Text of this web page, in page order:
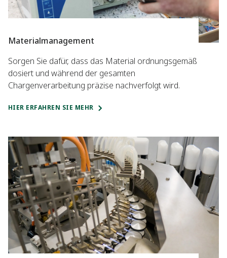
Materialmanagement
Sorgen Sie dafür, dass das Material ordnungsgemäß
dosiert und während der gesamten
Chargenverarbeitung präzise nachverfolgt wird.
HIER ERFAHREN SIE MEHR